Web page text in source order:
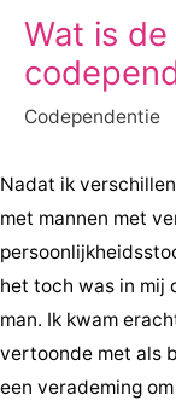
Wat is
Codependentie
Nadat ik
met mannen met
het toch was in mij
man. Ik kwam
vertoonde met als
een verademing